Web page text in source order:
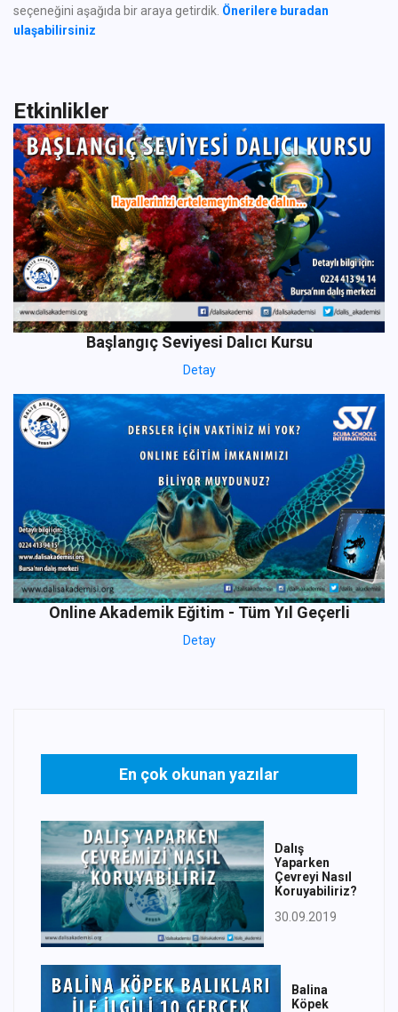
seçeneğini aşağıda bir araya getirdik. Önerilere buradan
ulaşabilirsiniz
Etkinlikler
Başlangıç Seviyesi Dalıcı Kursu
Detay
Online Akademik Eğitim - Tüm Yıl Geçerli
Detay
En çok okunan yazılar
Dalış
Yaparken
Çevreyi Nasıl
Koruyabiliriz?
30.09.2019
Balina
Köpek